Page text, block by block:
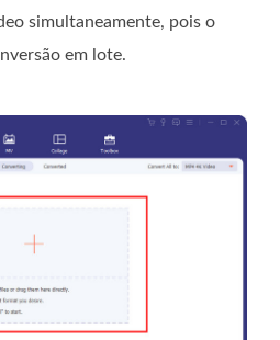
simultaneamente, pois o
em lote.